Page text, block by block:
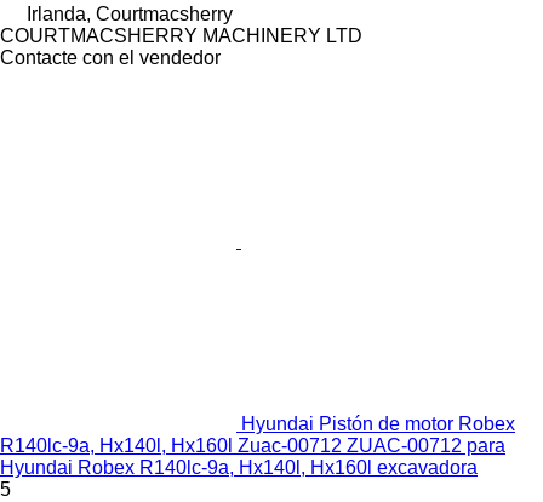
Irlanda, Courtmacsherry
COURTMACSHERRY MACHINERY LTD
Contacte con el vendedor
Hyundai Pistón de motor Robex
R140lc-9a, Hx140l, Hx160l Zuac-00712 ZUAC-00712 para
Hyundai Robex R140lc-9a, Hx140l, Hx160l excavadora
5